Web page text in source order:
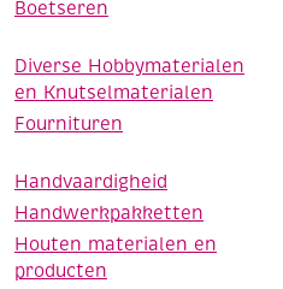
Boetseren
Diverse Hobbymaterialen
en Knutselmaterialen
Fournituren
Handvaardigheid
Handwerkpakketten
Houten materialen en
producten